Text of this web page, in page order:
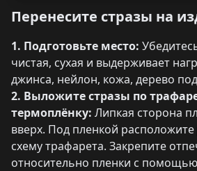
Перенесите стразы на
1. Подготовьте место:
чистая, сухая и выдерживает
джинса, нейлон, кожа, дерево
2. Выложите стразы по
термоплёнку: Липкая сторона
вверх. Под пленкой
схему трафарета. Закрепите
относительно пленки с